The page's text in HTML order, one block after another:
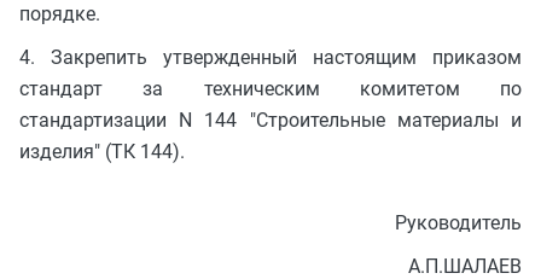
порядке.
4. Закрепить утвержденный настоящим приказом
стандарт за техническим комитетом по
стандартизации N 144 "Строительные материалы и
изделия" (ТК 144).
Руководитель
А.П.ШАЛАЕВ